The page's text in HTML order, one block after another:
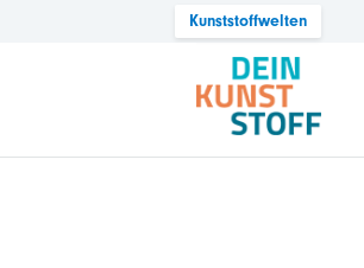
Kunststoffwelten